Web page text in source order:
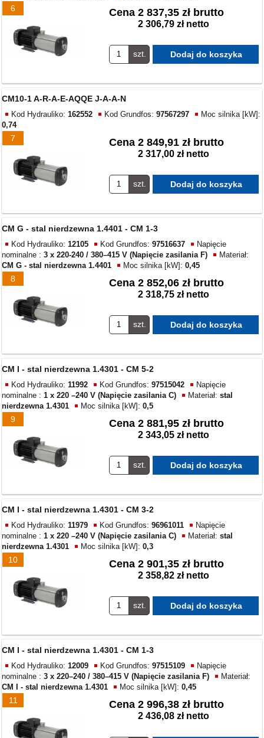
6 Cena 2 837,35 zł brutto
2 306,79 zł netto
szt.
7
CM10-1 A-R-A-E-AQQE J-A-A-N
Kod Hydrauliko:162552 Kod Grundfos:97567297
Moc silnika [kW]:
0,74
Cena 2 849,91 zł brutto
2 317,00 zł netto
szt.
8
CM G - stal nierdzewna 1.4401 - CM 1-3
Kod Hydrauliko:12105 Kod Grundfos:97516637
Napięcie
nominalne :3 x 220-240 / 380–415 V (Napięcie zasilania F)
Materiał:
CM G - stal nierdzewna 1.4401
Moc silnika [kW]:0,45
Cena 2 852,06 zł brutto
2 318,75 zł netto
szt.
9
CM I - stal nierdzewna 1.4301 - CM 5-2
Kod Hydrauliko:11992 Kod Grundfos:97515042
Napięcie
nominalne :1 x 220 –240 V (Napięcie zasilania C) Materiał:stal
nierdzewna 1.4301
Moc silnika [kW]:0,5
Cena 2 881,95 zł brutto
2 343,05 zł netto
szt.
10
CM I - stal nierdzewna 1.4301 - CM 3-2
Kod Hydrauliko:11979 Kod Grundfos:96961011
Napięcie
nominalne :1 x 220 –240 V (Napięcie zasilania C) Materiał:stal
nierdzewna 1.4301
Moc silnika [kW]:0,3
Cena 2 901,35 zł brutto
2 358,82 zł netto
szt.
11
CM I - stal nierdzewna 1.4301 - CM 1-3
Kod Hydrauliko:12009 Kod Grundfos:97515109
Napięcie
nominalne :3 x 220–240 / 380–415 V (Napięcie zasilania F)
Materiał:
CM I - stal nierdzewna 1.4301
Moc silnika [kW]:0,45
Cena 2 996,38 zł brutto
2 436,08 zł netto